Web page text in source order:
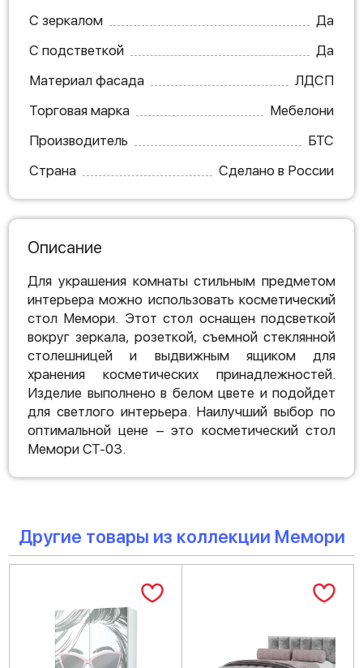
С зеркалом
Да
С подстветкой
Да
Материал фасада
ЛДСП
Торговая марка
Мебелони
Производитель
БТС
Страна
Сделано в России
Описание
Для украшения комнаты стильным предметом
интерьера можно использовать косметический
стол Мемори. Этот стол оснащен подсветкой
вокруг зеркала, розеткой, съемной стеклянной
столешницей и выдвижным ящиком для
хранения косметических принадлежностей.
Изделие выполнено в белом цвете и подойдет
для светлого интерьера. Наилучший выбор по
оптимальной цене – это косметический стол
Мемори СТ-03.
Другие товары из коллекции Мемори